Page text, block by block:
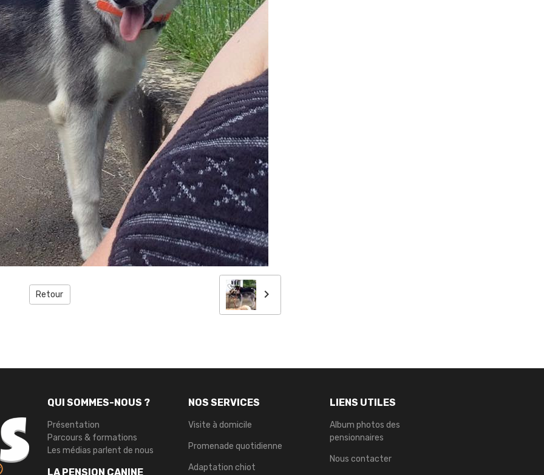
Retour
QUI SOMMES-NOUS ?
Présentation
Parcours & formations
Les médias parlent de nous
LA PENSION CANINE
NOS SERVICES
Visite à domicile
Promenade quotidienne
Adaptation chiot
LIENS UTILES
Album photos des
pensionnaires
Nous contacter